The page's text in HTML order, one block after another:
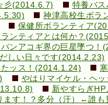
彡(2014.6.7)
特養バ
神津高校生ボラ
保健所ボランティア
ンティアとは何か？
パンアコギ界の巨星墜つ！
しい日々です(2014.2.23)
ッス！(2014.1.24)
やはりマイケル・ヘ
新やすらぎ
ます！？多分（汗）←誰